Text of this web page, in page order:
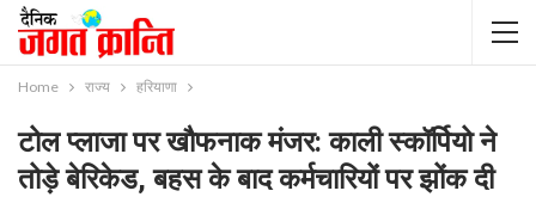
Home राज्य हरियाणा
टोल प्लाजा पर खौफनाक मंजर: काली स्कॉर्पियो ने
तोड़े बेरिकेड, बहस के बाद कर्मचारियों पर झोंक दी